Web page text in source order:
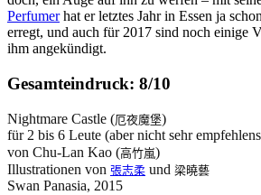
Perfumerhat er letztes Jahr in Essen ja
erregt, und auch für 2017 sind noch einige
ihm angekündigt.
Gesamteindruck: 8/10
Nightmare Castle (厄夜魔堡)
für 2 bis 6 Leute (aber nicht sehr
von Chu-Lan Kao (高竹嵐)
Illustrationen von 張志柔 und 梁曉藝
Swan Panasia, 2015